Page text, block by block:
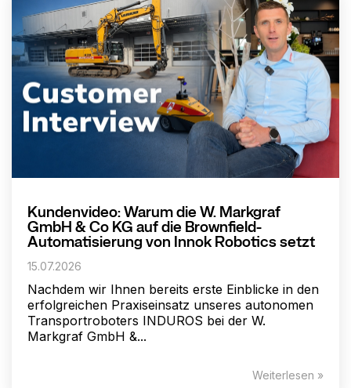
Kundenvideo: Warum die W. Markgraf
GmbH & Co KG auf die Brownfield-
Automatisierung von Innok Robotics setzt
15.07.2026
Nachdem wir Ihnen bereits erste Einblicke in den
erfolgreichen Praxiseinsatz unseres autonomen
Transportroboters INDUROS bei der W.
Markgraf GmbH &...
Weiterlesen »